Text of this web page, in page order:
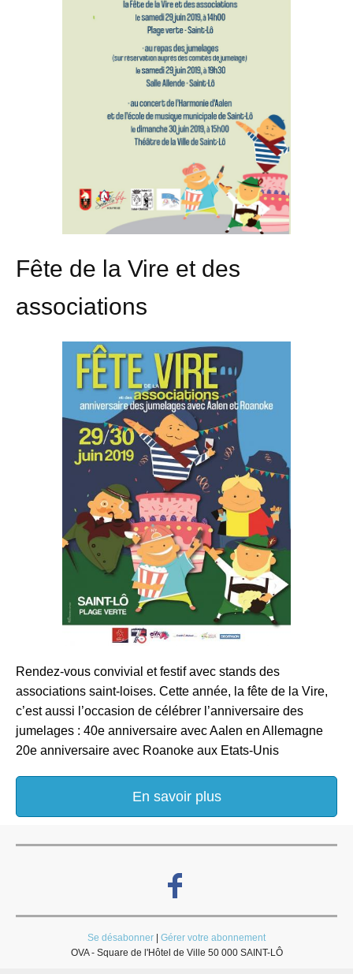
Fête de la Vire et des
associations
Rendez-vous convivial et festif avec stands des
associations saint-loises. Cette année, la fête de la Vire,
c’est aussi l’occasion de célébrer l’anniversaire des
jumelages : 40e anniversaire avec Aalen en Allemagne
20e anniversaire avec Roanoke aux Etats-Unis
En savoir plus
Se désabonner
Gérer votre abonnement
OVA - Square de l'Hôtel de Ville 50 000 SAINT-LÔ